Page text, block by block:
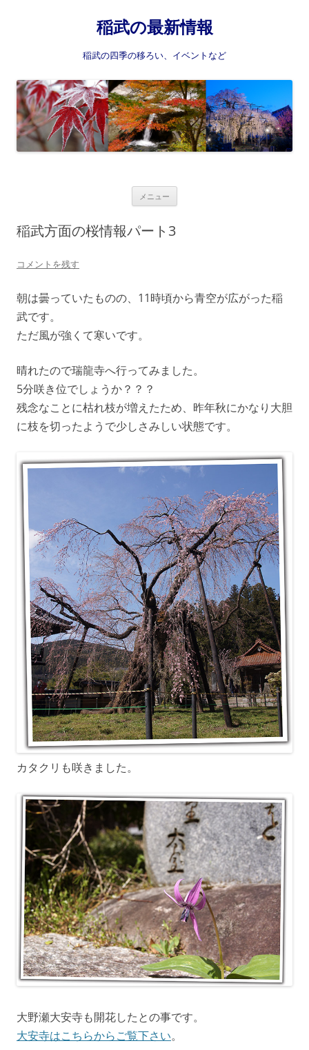
稲武の最新情報
稲武の四季の移ろい、イベントなど
メニュー
プ
稲武方面の桜情報パート3
コメントを残す
朝は曇っていたものの、11時頃から青空が広がった稲
武です。
ただ風が強くて寒いです。
晴れたので瑞龍寺へ行ってみました。
5分咲き位でしょうか？？？
残念なことに枯れ枝が増えたため、昨年秋にかなり大胆
に枝を切ったようで少しさみしい状態です。
カタクリも咲きました。
大野瀬大安寺も開花したとの事です。
大安寺はこちらからご覧下さい。